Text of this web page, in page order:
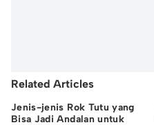
Related Articles
Jenis-jenis Rok Tutu yang
Bisa Jadi Andalan untuk